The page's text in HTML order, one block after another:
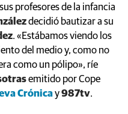
profesores de la infancia
decidió bautizar a su
. «Estábamos viendo los
del medio y, como no
como un pólipo», ríe
emitido por Cope
Crónicay987tv.